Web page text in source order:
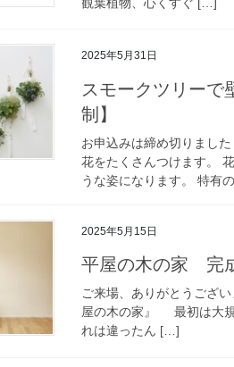
2025年5月31日
スモークツリー
制】
お申込みは締め切りまし
花をたくさんつけます。
うな姿になります。 特有
2025年5月15日
平屋の木の家 完
ご来場、ありがとうござ
屋の木の家』 最初は大規
れは違ったん […]